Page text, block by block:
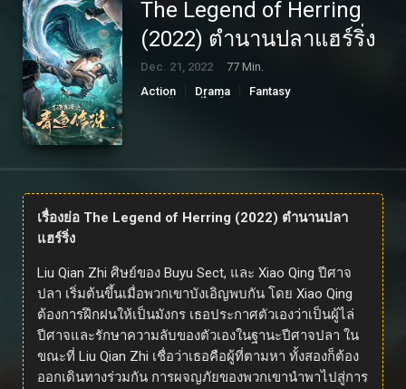
The Legend of Herring
(2022) ตำนานปลาแฮร์ริ่ง
Dec. 21, 2022
77 Min.
Action
Drama
Fantasy
เรื่องย่อ The Legend of Herring (2022) ตำนานปลา
แฮร์ริ่ง
Liu Qian Zhi ศิษย์ของ Buyu Sect, และ Xiao Qing ปีศาจ
ปลา เริ่มต้นขึ้นเมื่อพวกเขาบังเอิญพบกัน โดย Xiao Qing
ต้องการฝึกฝนให้เป็นมังกร เธอประกาศตัวเองว่าเป็นผู้ไล่
ปีศาจและรักษาความลับของตัวเองในฐานะปีศาจปลา ใน
ขณะที่ Liu Qian Zhi เชื่อว่าเธอคือผู้ที่ตามหา ทั้งสองก็ต้อง
ออกเดินทางร่วมกัน การผจญภัยของพวกเขานำพาไปสู่การ